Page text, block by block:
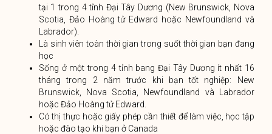
tại 1 trong 4 tỉnh Đại Tây Dương (New Brunswick, Nova
Scotia, Đảo Hoàng tử Edward hoặc Newfoundland và
Labrador).
Là sinh viên toàn thời gian trong suốt thời gian bạn đang
học
Sống ở một trong 4 tỉnh bang Đại Tây Dương ít nhất 16
tháng trong 2 năm trước khi bạn tốt nghiệp: New
Brunswick, Nova Scotia, Newfoundland và Labrador
hoặc Đảo Hoàng tử Edward.
Có thị thực hoặc giấy phép cần thiết để làm việc, học tập
hoặc đào tạo khi bạn ở Canada